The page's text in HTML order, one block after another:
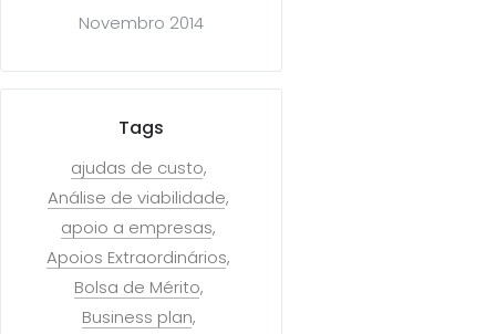
Novembro 2014
Tags
ajudas de custo
Análise de viabilidade
apoio a empresas
Apoios Extraordinários
Bolsa de Mérito
Business plan